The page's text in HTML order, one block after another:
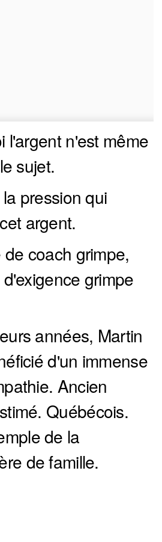
l'argent n'est même
sujet.
pression qui
argent.
coach grimpe,
grimpe
années, Martin
d'un immense
Ancien
Québécois.
de la
de famille.
vrai.